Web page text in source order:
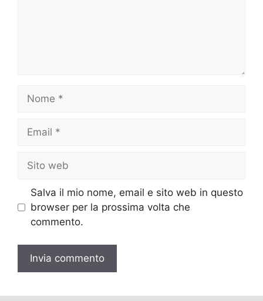
Nome
Email
Sito
web
Salva il mio nome, email e sito web in questo
browser per la prossima volta che
commento.